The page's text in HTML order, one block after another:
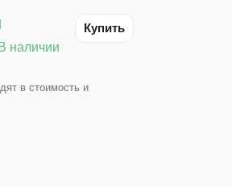
В наличии
Купить
в стоимость и